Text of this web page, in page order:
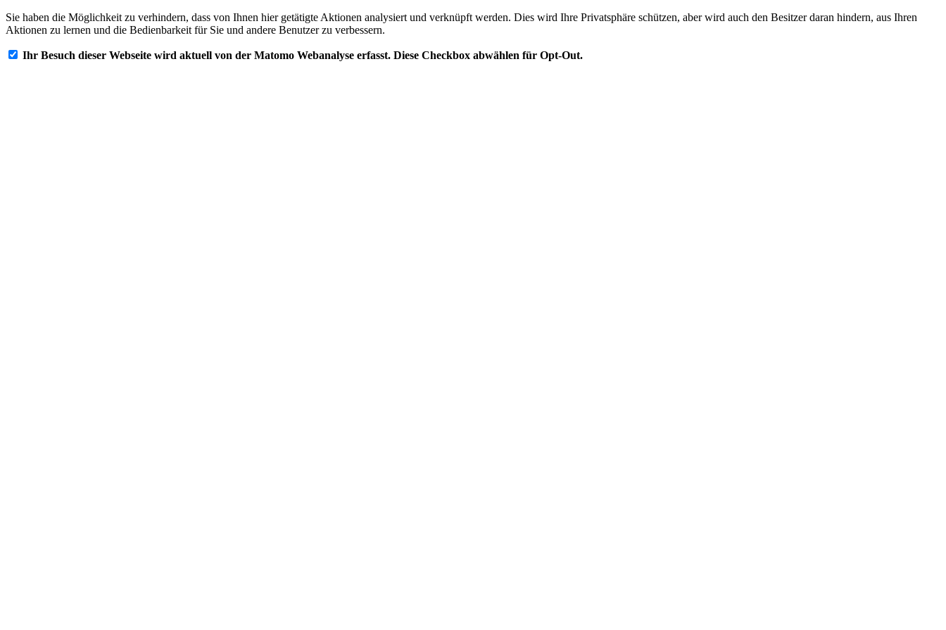
Sie haben die Möglichkeit zu verhindern, dass von Ihnen hier getätigte Aktionen analysiert und verknüpft werden. Dies wird Ihre Privatsphäre schützen, aber wird auch den Besitzer daran hindern, aus Ihren
Aktionen zu lernen und die Bedienbarkeit für Sie und andere Benutzer zu verbessern.
Ihr Besuch dieser Webseite wird aktuell von der Matomo Webanalyse erfasst. Diese Checkbox abwählen für Opt-Out.